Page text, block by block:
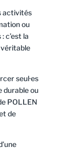
activités
ou
c’est la
véritable
seul·es
durable ou
POLLEN
de